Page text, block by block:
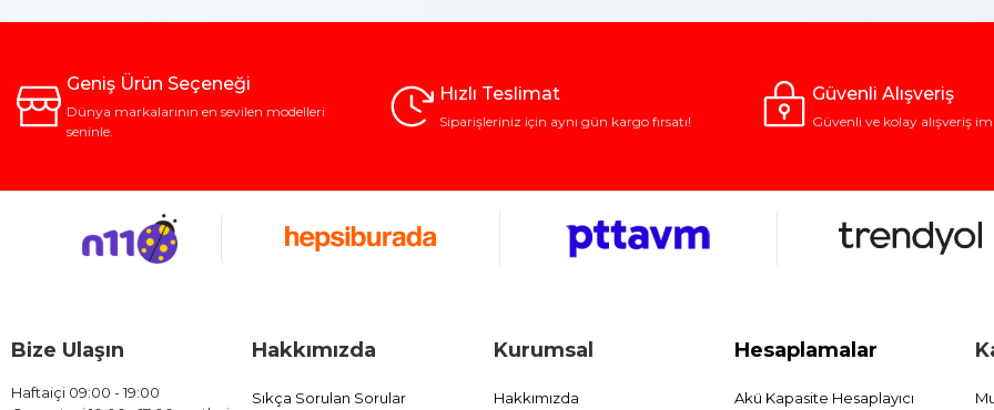
Geniş Ürün Seçeneği
Dünya markalarının en sevilen modelleri
seninle.
Hızlı Teslimat
Siparişleriniz için aynı gün kargo fırsatı!
Güvenli Alışveriş
Güvenli ve kolay alışveriş
Bize Ulaşın
Haftaiçi 09:00 - 19:00
Hakkımızda
Sıkça Sorulan Sorular
Kurumsal
Hakkımızda
Hesaplamalar
Akü Kapasite Hesaplayıcı